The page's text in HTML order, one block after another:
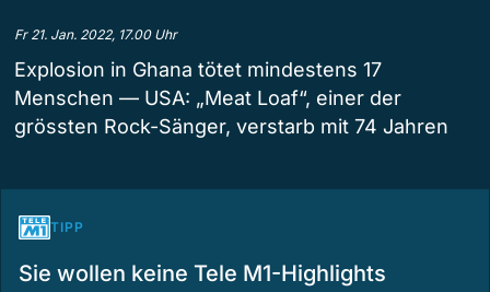
Fr 21. Jan. 2022, 17.00 Uhr
Explosion in Ghana tötet mindestens 17
Menschen — USA: „Meat Loaf“, einer der
grössten Rock-Sänger, verstarb mit 74 Jahren
TIPP
Sie wollen keine Tele M1-Highlights